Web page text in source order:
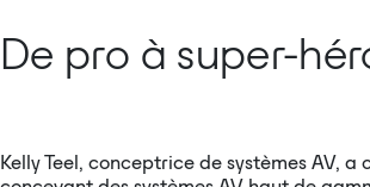
De pro à super-
Kelly Teel, conceptrice de systèmes AV,